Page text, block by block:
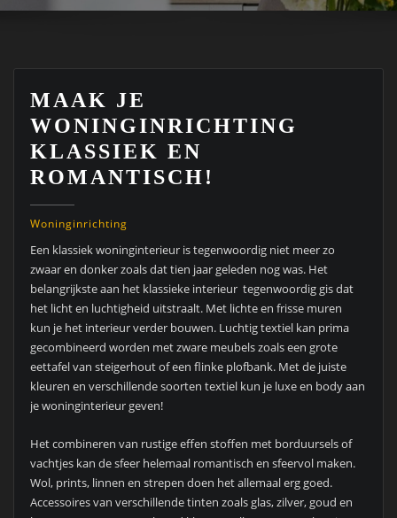
MAAK JE
WONINGINRICHTING
KLASSIEK EN
ROMANTISCH!
Woninginrichting
Een klassiek woninginterieur is tegenwoordig niet meer zo
zwaar en donker zoals dat tien jaar geleden nog was. Het
belangrijkste aan het klassieke interieur tegenwoordig gis dat
het licht en luchtigheid uitstraalt. Met lichte en frisse muren
kun je het interieur verder bouwen. Luchtig textiel kan prima
gecombineerd worden met zware meubels zoals een grote
eettafel van steigerhout of een flinke plofbank. Met de juiste
kleuren en verschillende soorten textiel kun je luxe en body aan
je woninginterieur geven!
Het combineren van rustige effen stoffen met borduursels of
vachtjes kan de sfeer helemaal romantisch en sfeervol maken.
Wol, prints, linnen en strepen doen het allemaal erg goed.
Accessoires van verschillende tinten zoals glas, zilver, goud en